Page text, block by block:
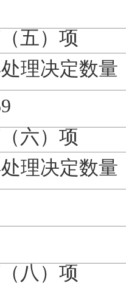
五）项
理决定数量
六）项
理决定数量
八）项